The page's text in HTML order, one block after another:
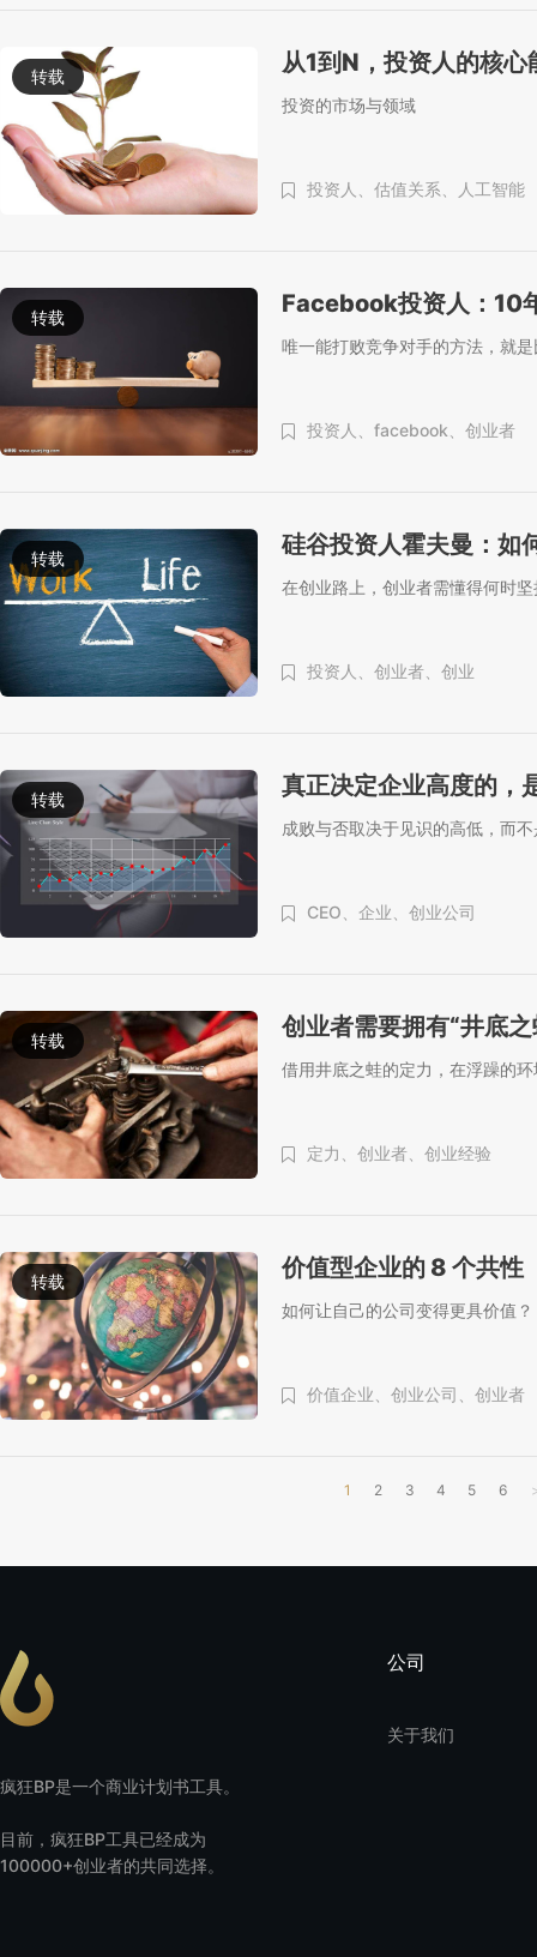
转载 从1到N，投资人的核
投资的市场与领域
投资人、 估值关系、 人工智能
转载 Facebook投资人：10
唯一能打败竞争对手的方法，就
投资人、 facebook、 创业者
转载 硅谷投资人霍夫曼：如
在创业路上，创业者需懂得何时
投资人、 创业者、 创业
转载 真正决定企业高度的，
成败与否取决于见识的高低，而
CEO、 企业、 创业公司
转载 创业者需要拥有“井底
借用井底之蛙的定力，在浮躁的
定力、 创业者、 创业经验
转载 价值型企业的 8 个共性
如何让自己的公司变得更具价值？
价值企业、 创业公司、 创业者
1 2 3 4 5 6
疯狂BP是一个商业计划书工具。
目前，疯狂BP工具已经成为
100000+创业者的共同选择。
公司
关于我们